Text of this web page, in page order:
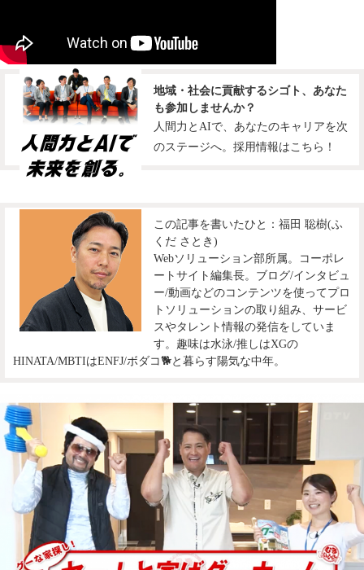
地域・社会に貢献するシゴト、あなた
も参加しませんか？
人間力とAIで、あなたのキャリアを次
のステージへ。採用情報はこちら！
この記事を書いたひと：福田 聡樹(ふ
くだ さとき)
Webソリューション部所属。コーポレ
ートサイト編集長。ブログ/インタビュ
ー/動画などのコンテンツを使ってプロ
トソリューションの取り組み、サービ
スやタレント情報の発信をしていま
す。趣味は水泳/推しはXGの
HINATA/MBTIはENFJ/ボダコ🐕と暮らす陽気な中年。